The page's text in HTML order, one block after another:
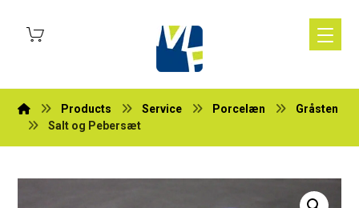
Products Service Porcelæn
Gråsten
Salt og Pebersæt